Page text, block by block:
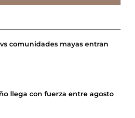
comunidades mayas entran
llega con fuerza entre agosto